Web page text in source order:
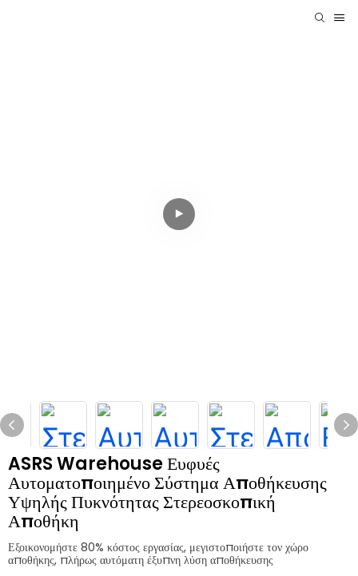
ASRS Warehouse Ευφυές
Αυτοματοποιημένο Σύστημα Αποθήκευσης
Υψηλής Πυκνότητας Στερεοσκοπική
Αποθήκη
Εξοικονομήστε 80% κόστος εργασίας, μεγιστοποιήστε τον χώρο
αποθήκης, πλήρως αυτόματη έξυπνη λύση αποθήκευσης